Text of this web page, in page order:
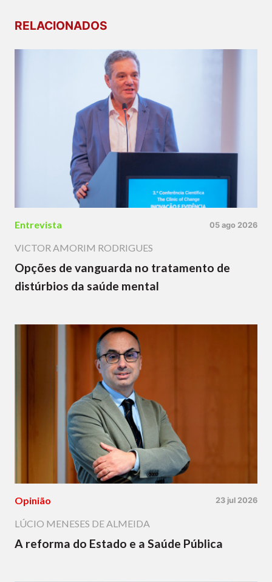
RELACIONADOS
Entrevista 05 ago 2026
VICTOR AMORIM RODRIGUES
Opções de vanguarda no tratamento de
distúrbios da saúde mental
Opinião 23 jul 2026
LÚCIO MENESES DE ALMEIDA
A reforma do Estado e a Saúde Pública